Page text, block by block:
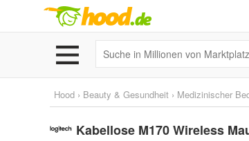
Hood › Beauty & Gesundheit › Medizinischer
Kabellose M170 Wireless